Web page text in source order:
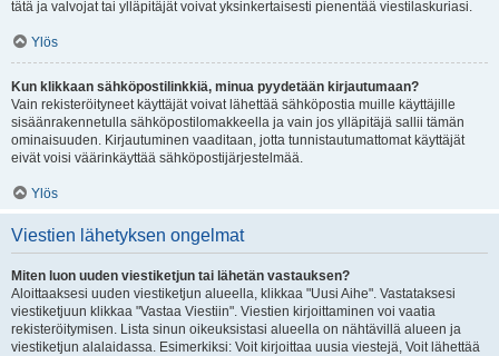
tätä ja valvojat tai ylläpitäjät voivat yksinkertaisesti pienentää viestilaskuriasi.
Ylös
Kun klikkaan sähköpostilinkkiä, minua pyydetään kirjautumaan?
Vain rekisteröityneet käyttäjät voivat lähettää sähköpostia muille käyttäjille
sisäänrakennetulla sähköpostilomakkeella ja vain jos ylläpitäjä sallii tämän
ominaisuuden. Kirjautuminen vaaditaan, jotta tunnistautumattomat käyttäjät
eivät voisi väärinkäyttää sähköpostijärjestelmää.
Ylös
Viestien lähetyksen ongelmat
Miten luon uuden viestiketjun tai lähetän vastauksen?
Aloittaaksesi uuden viestiketjun alueella, klikkaa "Uusi Aihe". Vastataksesi
viestiketjuun klikkaa "Vastaa Viestiin". Viestien kirjoittaminen voi vaatia
rekisteröitymisen. Lista sinun oikeuksistasi alueella on nähtävillä alueen ja
viestiketjun alalaidassa. Esimerkiksi: Voit kirjoittaa uusia viestejä, Voit lähettää